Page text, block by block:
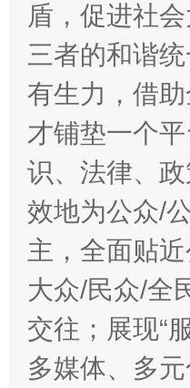
盾，促进社
三者的和谐
有生力，借
才铺垫一个
识、法律、
效地为公众/
主，全面贴
大众/民众/全
交往；展现“
多媒体、多